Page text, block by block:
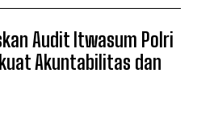
Audit Itwasum Polri
Akuntabilitas dan